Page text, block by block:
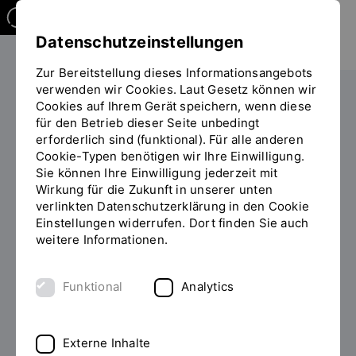
Sie
befinden
sich
auf
der
Seite
"Anmeldung
Informationsveranstaltung
des
Leitung
Weiterbilden
Überblick
Anmeldung zur Informationsveranstaltung des
berufsbegleitenden Masters Leitung und
Kommunikationsmanagement
Anmeldung
Berufsbegleitender Master
Kommunikationsmanagement
Datenschutzeinstellungen
Zur Bereitstellung dieses Informationsangebots
verwenden wir Cookies. Laut Gesetz können wir
Cookies auf Ihrem Gerät speichern, wenn diese
für den Betrieb dieser Seite unbedingt
erforderlich sind (funktional). Für alle anderen
Cookie-Typen benötigen wir Ihre Einwilligung.
Sie können Ihre Einwilligung jederzeit mit
Wirkung für die Zukunft in unserer unten
verlinkten Datenschutzerklärung in den Cookie
Einstellungen widerrufen. Dort finden Sie auch
weitere Informationen.
Funktional Analytics
Externe Inhalte